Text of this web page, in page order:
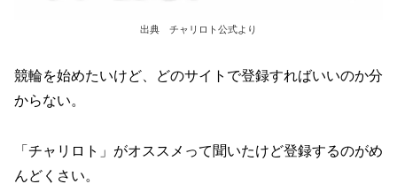
出典 チャリロト公式より
競輪を始めたいけど、どのサイトで登録すればいいのか分
からない。
「チャリロト」がオススメって聞いたけど登録するのがめ
んどくさい。